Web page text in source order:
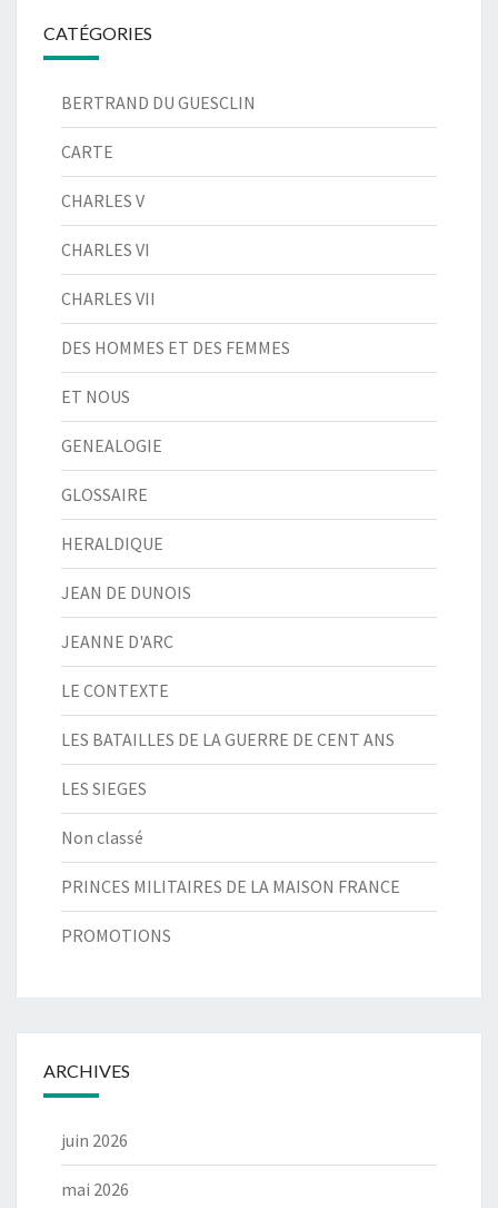
CATÉGORIES
BERTRAND DU GUESCLIN
CARTE
CHARLES V
CHARLES VI
CHARLES VII
DES HOMMES ET DES FEMMES
ET NOUS
GENEALOGIE
GLOSSAIRE
HERALDIQUE
JEAN DE DUNOIS
JEANNE D'ARC
LE CONTEXTE
LES BATAILLES DE LA GUERRE DE CENT ANS
LES SIEGES
Non classé
PRINCES MILITAIRES DE LA MAISON FRANCE
PROMOTIONS
ARCHIVES
juin 2026
mai 2026